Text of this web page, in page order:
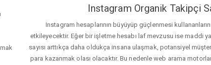
Instagram Organik Takipçi
Instagram hesaplarının büyüyüp güçlenmesi
etkileyecektir. Eğer bir işletme hesabı laf mevzusu ise maddi
sayısı arttıkça daha oldukça insana ulaşmak, potansiyel
para kazanmak olası olacaktır. Bu nedenle web arama